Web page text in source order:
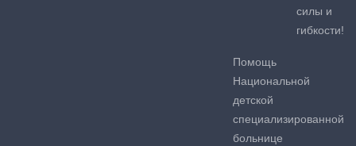
силы и
гибкости!
Помощь
Национальной
детской
специализированной
больнице